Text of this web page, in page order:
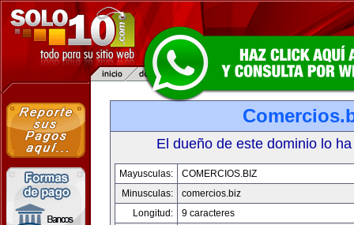
El dueño de este dominio lo
Mayusculas:
COMERCIOS.BIZ
Minusculas:
comercios.biz
Longitud:
9 caracteres